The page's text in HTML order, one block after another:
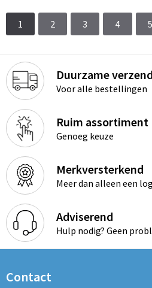
1 2 3 4 5
Duurzame
Voor alle bestellingen
Ruim assortiment
Genoeg keuze
Merkversterkend
Meer dan alleen een
Adviserend
Hulp nodig? Geen
Contact